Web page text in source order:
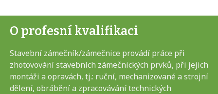
O profesní kvalifikaci
Stavební zámečník/zámečnice provádí práce při
zhotovování stavebních zámečnických prvků, při jejich
montáži a opravách, tj.: ruční, mechanizované a strojní
dělení, obrábění a zpracovávání technických